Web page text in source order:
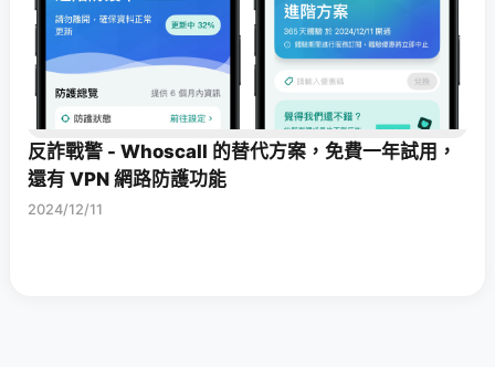
反詐戰警 - Whoscall 的替代方案，免費一年試用，
還有 VPN 網路防護功能
2024/12/11